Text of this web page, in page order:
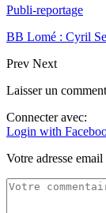
Publi-reportage
BB Lomé : Cyril
Prev Next
Laisser un
Connecter avec:
Login with
Votre adresse